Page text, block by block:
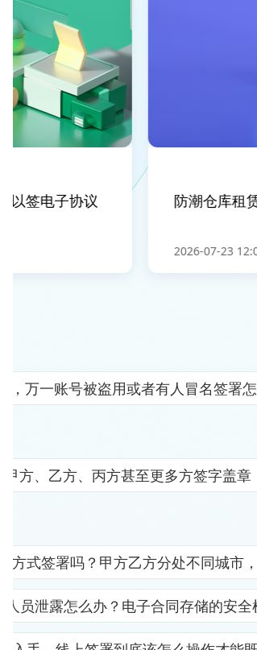
签电子协议 防潮仓库租赁
2026-07-23 12:01
万一账号被盗用或者有人冒名签
方、乙方、丙方甚至更多方签字盖
方式签署吗？甲方乙方分处不同城
员泄露怎么办？电子合同存储的安